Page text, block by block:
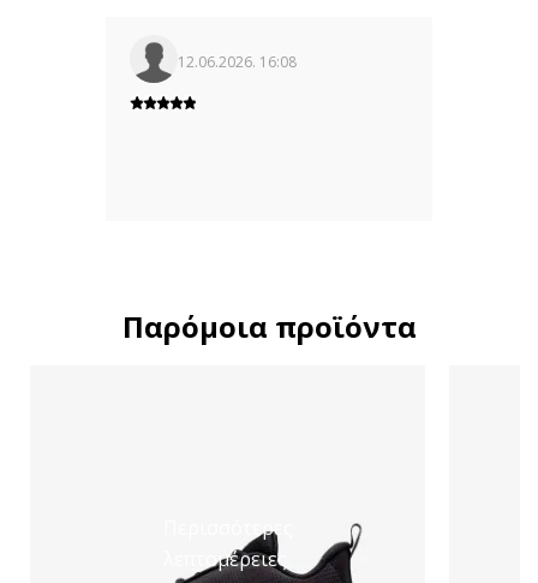
12.06.2026. 16:08
Παρόμοια προϊόντα
Περισσότερες
λεπτομέρειες